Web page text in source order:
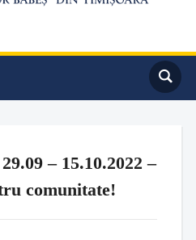
– 15.10.2022 –
comunitate!